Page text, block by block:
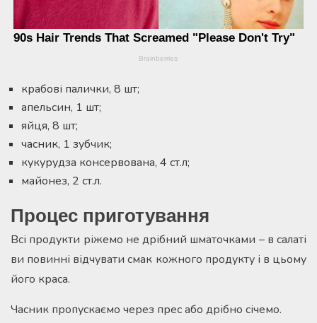
крабові палички, 8 шт;
апельсин, 1 шт;
яйця, 8 шт;
часник, 1 зубчик;
кукурудза консервована, 4 ст.л;
майонез, 2 ст.л.
Процес приготування
Всі продукти ріжемо не дрібний шматочками – в салаті
ви повинні відчувати смак кожного продукту і в цьому
його краса.
Часник пропускаємо через прес або дрібно січемо.